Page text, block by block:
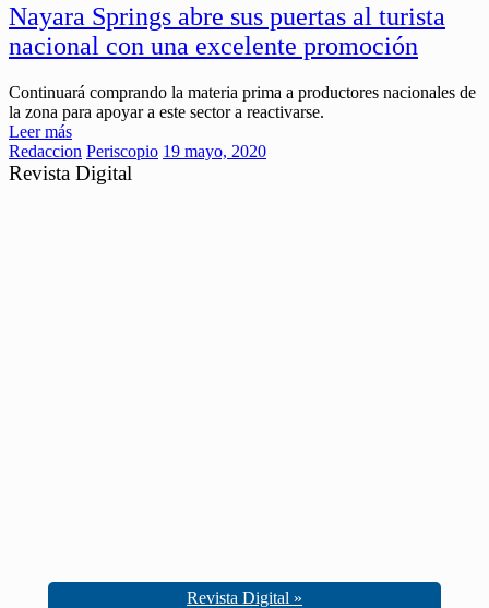
Nayara Springs abre sus puertas al turista
nacional con una excelente promoción
Continuará comprando la materia prima a productores nacionales de
la zona para apoyar a este sector a reactivarse.
Leer más
Redaccion Periscopio 19 mayo, 2020
Revista Digital
Revista Digital »